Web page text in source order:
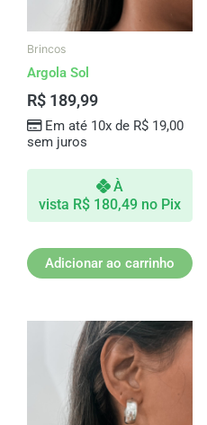
Brincos
Argola Sol
R$ 189,99
Em até 10x de R$19,00
sem juros
À
vista R$ 180,49 no Pix
Adicionar ao carrinho